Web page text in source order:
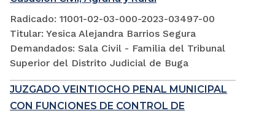
Radicado: 11001-02-03-000-2023-03497-00
Titular: Yesica Alejandra Barrios Segura
Demandados: Sala Civil - Familia del Tribunal
Superior del Distrito Judicial de Buga
JUZGADO VEINTIOCHO PENAL MUNICIPAL
CON FUNCIONES DE CONTROL DE